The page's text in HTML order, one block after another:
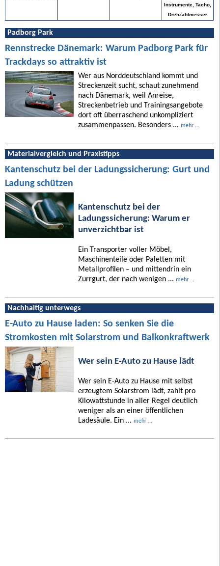
Instrumente, Tacho,
Drehzahlmesser
Padborg Park
Rennstrecke Dänemark: Warum Padborg Park für
Trackdays so attraktiv ist
Wer aus Norddeutschland kommt und
Streckenzeit sucht, schaut zunehmend
nach Dänemark, weil Anreise,
Streckenbetrieb und Trainingsangebote
dort oft überraschend unkompliziert
zusammenpassen. Besonders ... mehr ...
Materialvergleich und Praxistipps
Kantenschutz bei der Ladungssicherung: Gurt und
Ladung schützen
Kantenschutz bei der
Ladungssicherung: Warum er
unverzichtbar ist
Ein Transporter voller Möbel,
Maschinenteile oder Paletten mit
Metallprofilen – und mittendrin ein
Zurrgurt, der nach wenigen ... mehr ...
Nachhaltig unterwegs
E-Auto zu Hause laden: So senken Sie die
Stromkosten mit Solarstrom und Balkonkraftwerk
Wer sein E-Auto zu Hause lädt
Wer sein E-Auto zu Hause mit selbst
erzeugtem Solarstrom lädt, zahlt pro
Kilowattstunde in aller Regel deutlich
weniger als an einer öffentlichen
Ladesäule. Ein ... mehr ...